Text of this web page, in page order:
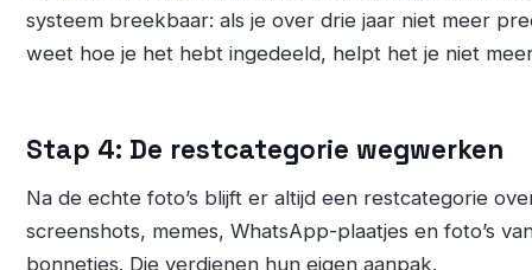
systeem breekbaar: als je over drie jaar niet meer
weet hoe je het hebt ingedeeld, helpt het je niet
Stap 4: De restcategorie wegwerken
Na de echte foto’s blijft er altijd een restcategorie
screenshots, memes, WhatsApp-plaatjes en foto’s
bonnetjes. Die verdienen hun eigen aanpak.